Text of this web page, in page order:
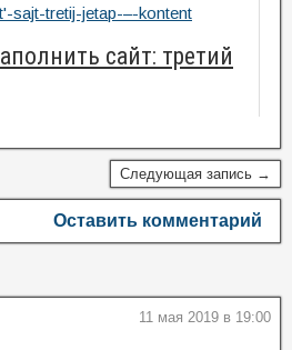
сайт: третий
Следующая запись →
Оставить комментарий
11 мая 2019 в 19:00